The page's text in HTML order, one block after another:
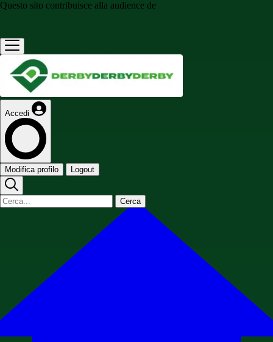
Questo sito contribuisce alla audience de
Accedi
Modifica profilo Logout
Cerca